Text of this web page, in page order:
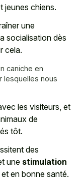
jeunes chiens.
une
socialisation dès
cela.
caniche en
lesquelles nous
les visiteurs, et
de
tôt.
des
une stimulation
et en bonne santé.